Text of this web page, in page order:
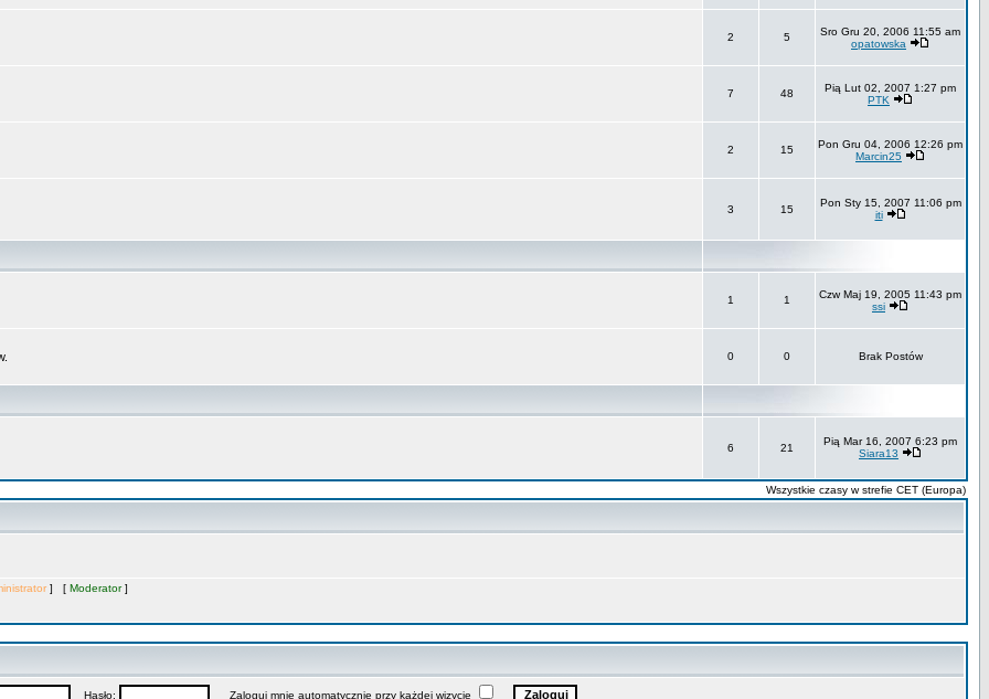
2 5
Sro Gru 20, 2006 11:55 am
opatowska
7 48
Pią Lut 02, 2007 1:27 pm
PTK
2 15
Pon Gru 04, 2006 12:26 pm
Marcin25
3 15
Pon Sty 15, 2007 11:06 pm
iti
1 1
Czw Maj 19, 2005 11:43 pm
ssi
0 0 Brak Postów
6 21
Pią Mar 16, 2007 6:23 pm
Siara13
Wszystkie czasy w strefie CET (Europa)
] [ Moderator]
Hasło: Zaloguj mnie automatycznie przy każdej wizycie